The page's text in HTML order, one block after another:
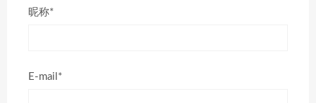
昵称*
E-mail*